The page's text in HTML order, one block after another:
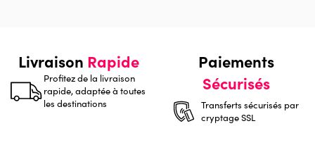
Livraison Rapide
Profitez de la livraison
rapide, adaptée à toutes
les destinations
Paiements
Sécurisés
Transferts sécurisés par
cryptage SSL